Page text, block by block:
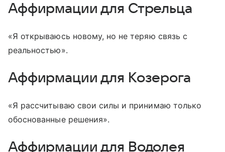
Аффирмации для Стрельца
«Я открываюсь новому, но не теряю связь с
реальностью».
Аффирмации для Козерога
«Я рассчитываю свои силы и принимаю только
обоснованные решения».
Аффирмации для Водолея